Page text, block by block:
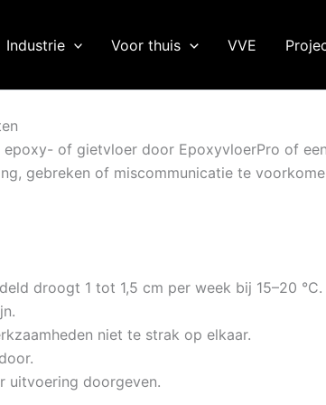
Industrie Voor thuis VVE
of gietvloer door EpoxyvloerPro of
gebreken of miscommunicatie te
droogt 1 tot 1,5 cm per week bij 15–20 °C.
niet te strak op elkaar.
uitvoering doorgeven.